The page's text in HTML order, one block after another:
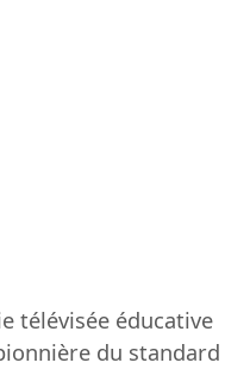
télévisée éducative
du standard